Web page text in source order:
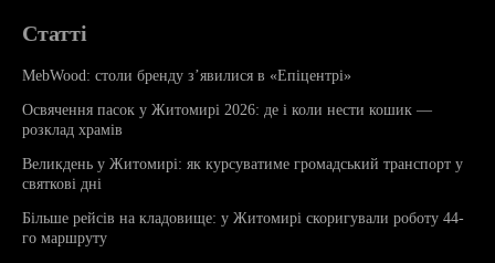
Статті
MebWood: столи бренду з’явилися в «Епіцентрі»
Освячення пасок у Житомирі 2026: де і коли нести кошик —
розклад храмів
Великдень у Житомирі: як курсуватиме громадський транспорт у
святкові дні
Більше рейсів на кладовище: у Житомирі скоригували роботу 44-
го маршруту